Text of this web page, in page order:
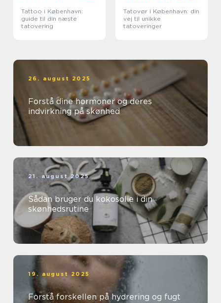
Tattoo i København:
guide til din næste
tatovering
Tatovør i København: din
vej til unikke
tatoveringer
26. august 2025
Forstå dine hormoner og deres
indvirkning på skønhed
21. august 2025
Sådan bruger du kokosolie i din
skønhedsrutine
19. august 2025
Forstå forskellen på hydrering og fugt